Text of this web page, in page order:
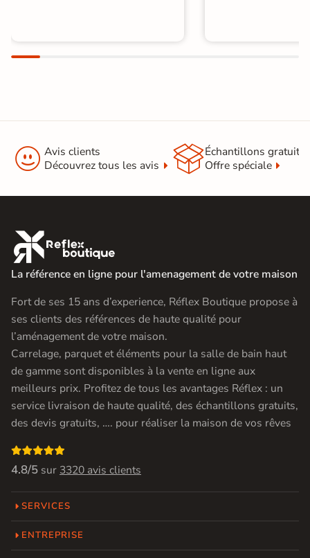
 Avis clients
Découvrez tous les avis
Échantillons gratuit
Offre spéciale

La référence en ligne pour l'amenagement de votre maison
Fort de ses 15 ans d’experience, Réflex Boutique propose à
ses clients des références de haute qualité pour
l’aménagement de votre maison.
Carrelage, parquet et éléments pour la salle de bain haut
de gamme sont disponibles à la vente en ligne aux
meilleurs prix. Profitez de tous les avantages Réflex : un
service livraison de haute qualité, des échantillons gratuits,
des devis gratuits, …. pour réaliser la maison de vos rêves

4.8/5 sur 3320 avis clients
SERVICES
ENTREPRISE